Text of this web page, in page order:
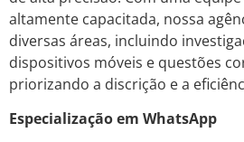
altamente capacitada, nossa
diversas áreas, incluindo
dispositivos móveis e questões
priorizando a discrição e a
Especialização em WhatsApp